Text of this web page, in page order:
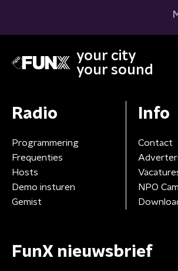
your city
your sound
Radio
Programmering
Frequenties
Hosts
Demo insturen
Gemist
Info
Contact
NPO
FunX nieuwsbrief